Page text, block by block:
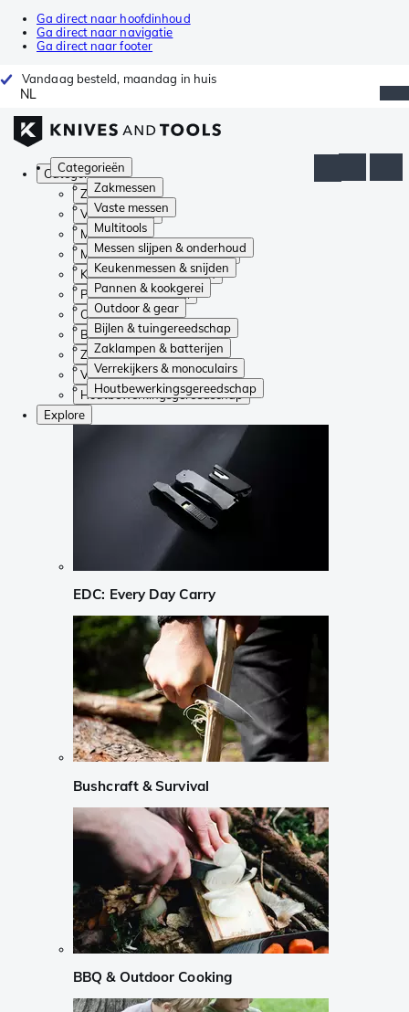
Ga direct naar hoofdinhoud
Ga direct naar navigatie
Ga direct naar footer
Vandaag besteld, maandag in huis
NL
Categorieën
Zakmessen
Vaste messen
Multitools
Messen slijpen & onderhoud
Keukenmessen & snijden
Pannen & kookgerei
Outdoor & gear
Bijlen & tuingereedschap
Zaklampen & batterijen
Verrekijkers & monoculairs
Houtbewerkingsgereedschap
Categorieën
Zakmessen
Vaste messen
Multitools
Messen slijpen & onderhoud
Keukenmessen & snijden
Pannen & kookgerei
Outdoor & gear
Bijlen & tuingereedschap
Zaklampen & batterijen
Verrekijkers & monoculairs
Houtbewerkingsgereedschap
Explore
EDC: Every Day Carry
Bushcraft & Survival
BBQ & Outdoor Cooking